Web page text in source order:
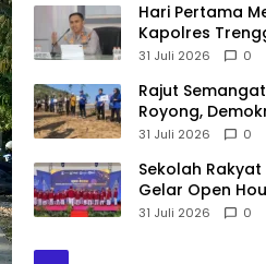
Hari Pertama
Kapolres
Anggota Disiplin
31 Juli 2026 0
​Rajut
Royong,
Gaungkan
31 Juli 2026 0
Sekolah
Gelar Open
Mulai Tempati
31 Juli 2026 0